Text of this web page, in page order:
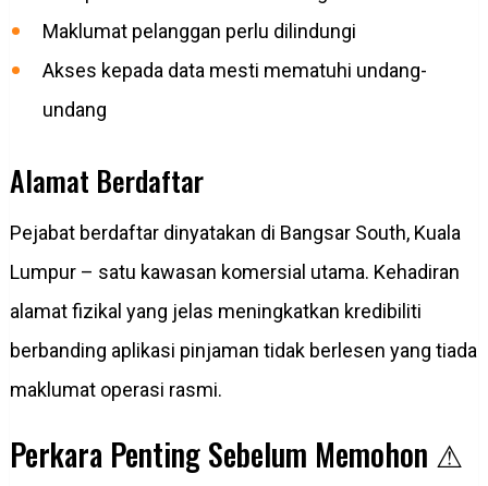
Maklumat pelanggan perlu dilindungi
Akses kepada data mesti mematuhi undang-
undang
Alamat Berdaftar
Pejabat berdaftar dinyatakan di Bangsar South, Kuala
Lumpur – satu kawasan komersial utama. Kehadiran
alamat fizikal yang jelas meningkatkan kredibiliti
berbanding aplikasi pinjaman tidak berlesen yang tiada
maklumat operasi rasmi.
Perkara Penting Sebelum Memohon ⚠